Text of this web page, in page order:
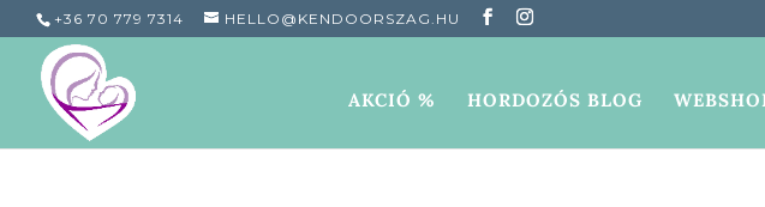
+36 70 779 7314 HELLO@KENDOORSZAG.HU
AKCIÓ % HORDOZÓS BLOG